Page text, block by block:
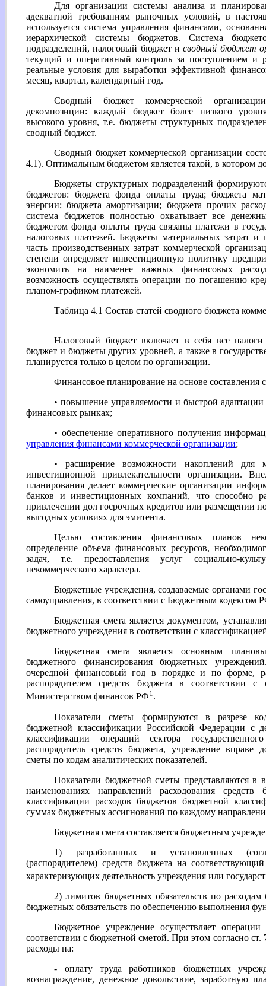
Для организации системы анализа и
адекватной требованиям рыночных условий, в
используется система управления финансами,
иерархической системы бюджетов. Система
подразделений, налоговый бюджет исводный бюджет
текущий и оперативный контроль за поступлением и
реальные условия для выработки эффективной
месяц, квартал, календарный год.
Сводный бюджет коммерческой
декомпозиции: каждый бюджет более низкого
высокого уровня, т.e. бюджеты структурных
сводный бюджет.
Сводный бюджет коммерческой организации
4.1). Оптимальным бюджетом является такой, в котором
Бюджеты структурных подразделений
бюджетов: бюджета фонда оплаты труда; бюджета
энергии; бюджета амортизации; бюджета прочих
система бюджетов полностью охватывает все
бюджетом фонда оплаты труда связаны платежи в
налоговых платежей. Бюджеты материальных затрат и
часть производственных затрат коммерческой
степени определяет инвестиционную политику
экономить на наименее важных финансовых
возможность осуществлять операции по погашению
планом-графиком платежей.
Таблица 4.1 Состав статей сводного бюджета
Налоговый бюджет включает в себя все
бюджет и бюджеты других уровней, а также в
планируется только в целом по организации.
Финансовое планирование на основе
• повышение управляемости и быстрой
финансовых рынках;
• обеспечение оперативного получения
управления финансами коммерческой организации;
• расширение возможности накоплений для
инвестиционной привлекательности организации.
планирования делает коммерческие организации
банков и инвестиционных компаний, что способно
привлечении дол госрочных кредитов или размещении
выгодных условиях для эмитента.
Целью составления финансовых планов
определение объема финансовых ресурсов,
задач, т.е. предоставления услуг социально-
некоммерческого характера.
Бюджетные учреждения, создаваемые органами
самоуправления, в соответствии с Бюджетным кодексом
Бюджетная смета является документом,
бюджетного учреждения в соответствии с
Бюджетная смета является основным
бюджетного финансирования бюджетных
очередной финансовый год в порядке и по форме,
распорядителем средств бюджета в соответствии
Министерством финансов РФ1.
Показатели сметы формируются в разрезе
бюджетной классификации Российской Федерации с
классификации операций сектора
распорядитель средств бюджета, учреждение вправе
сметы по кодам аналитических показателей.
Показатели бюджетной сметы представляются
наименованиях направлений расходования
классификации расходов бюджетов бюджетной
суммах бюджетных ассигнований по каждому
Бюджетная смета составляется бюджетным
1) разработанных и установленных
(распорядителем) средств бюджета на
характеризующих деятельность учреждения или
2) лимитов бюджетных обязательств по
бюджетных обязательств по обеспечению выполнения
Бюджетное учреждение осуществляет
соответствии с бюджетной сметой. При этом согласно
расходы на:
- оплату труда работников бюджетных
вознаграждение, денежное довольствие, заработную